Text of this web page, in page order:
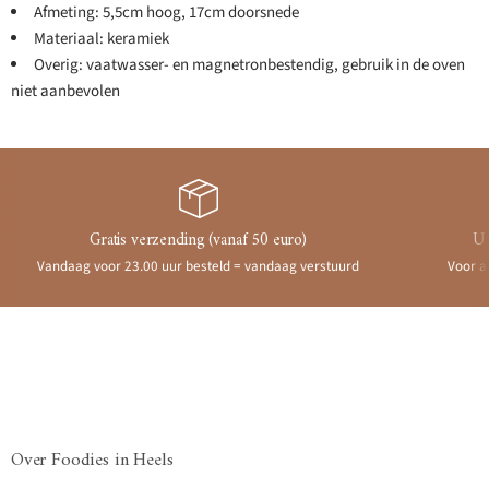
Afmeting: 5,5cm hoog, 17cm doorsnede
Materiaal: keramiek
Overig: vaatwasser- en magnetronbestendig, gebruik in de oven
niet aanbevolen
Gratis verzending (vanaf 50 euro)
Vandaag voor 23.00 uur besteld = vandaag verstuurd Voor
Over Foodies in Heels